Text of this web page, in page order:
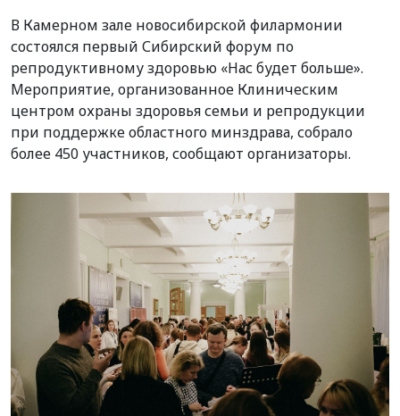
В Камерном зале новосибирской филармонии
состоялся первый Сибирский форум по
репродуктивному здоровью «Нас будет больше».
Мероприятие, организованное Клиническим
центром охраны здоровья семьи и репродукции
при поддержке областного минздрава, собрало
более 450 участников, сообщают организаторы.